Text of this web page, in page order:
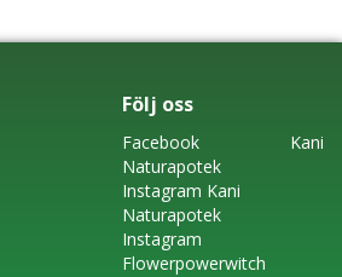
Följ oss
FacebookKani
Naturapotek
Instagram Kani
Naturapotek
Instagram
Flowerpowerwitch